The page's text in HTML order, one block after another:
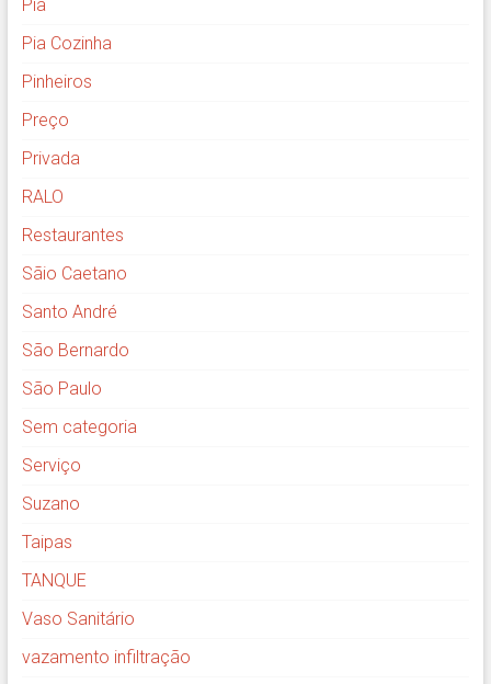
Pia
Pia Cozinha
Pinheiros
Preço
Privada
RALO
Restaurantes
Sãio Caetano
Santo André
São Bernardo
São Paulo
Sem categoria
Serviço
Suzano
Taipas
TANQUE
Vaso Sanitário
vazamento infiltração